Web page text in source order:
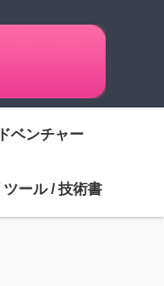
ベンチャー
ツール / 技術書